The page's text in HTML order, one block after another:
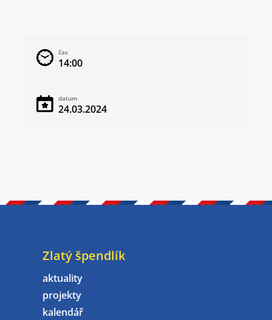
čas
14:00
datum
24.03.2024
Zlatý špendlík
aktuality
projekty
kalendář